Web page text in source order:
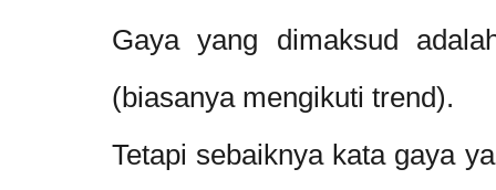
Gaya yang dimaksud
(biasanya mengikuti trend).
Tetapi sebaiknya kata gaya